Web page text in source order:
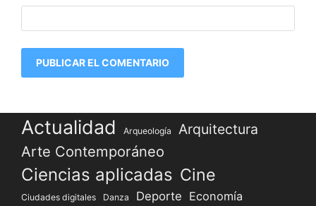
Actualidad Arqueología Arquitectura
Arte Contemporáneo
Ciencias aplicadas Cine
Ciudades digitales Danza Deporte Economía